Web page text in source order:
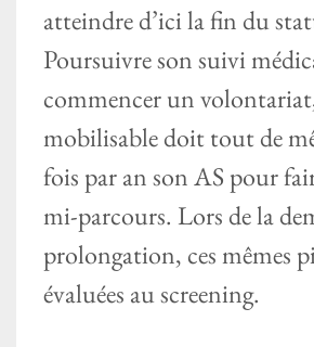
atteindre d’ici la fin du
Poursuivre son suivi
commencer un
mobilisable doit tout de
fois par an son AS pour
mi-parcours. Lors de la
prolongation, ces mêmes
évaluées au screening.